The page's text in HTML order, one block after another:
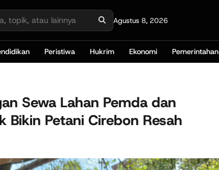
Agustus 8, 2026
Peristiwa Hukrim Ekonomi Pemerintahan
Sewa Lahan Pemda dan
Bikin Petani Cirebon Resah